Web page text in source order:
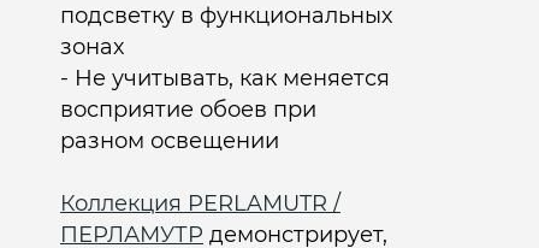
подсветку в функциональных
зонах
- Не учитывать, как меняется
восприятие обоев при
разном освещении​
Коллекция PERLAMUTR /
ПЕРЛАМУТР демонстрирует,